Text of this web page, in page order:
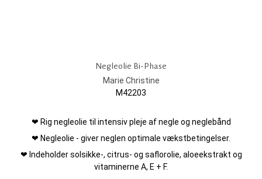
Negleolie Bi-Phase
Marie Christine
M42203
❤ Rig negleolie til intensiv pleje af negle og neglebånd
❤ Negleolie - giver neglen optimale vækstbetingelser.
❤ Indeholder solsikke-, citrus- og saflorolie, aloeekstrakt og
vitaminerne A, E + F.